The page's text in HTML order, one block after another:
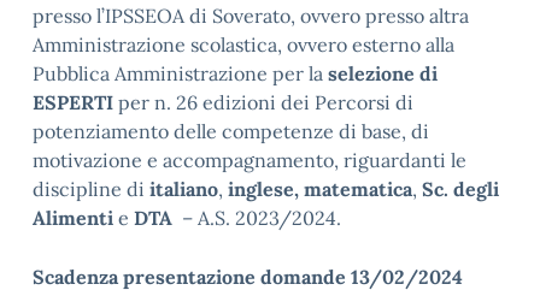
presso l’IPSSEOA di Soverato, ovvero presso altra
Amministrazione scolastica, ovvero esterno alla
Pubblica Amministrazione per la selezione di
ESPERTI per n. 26 edizioni dei Percorsi di
potenziamento delle competenze di base, di
motivazione e accompagnamento, riguardanti le
discipline di italiano, inglese, matematica, Sc. degli
Alimenti e DTA – A.S. 2023/2024.
Scadenza presentazione domande 13/02/2024